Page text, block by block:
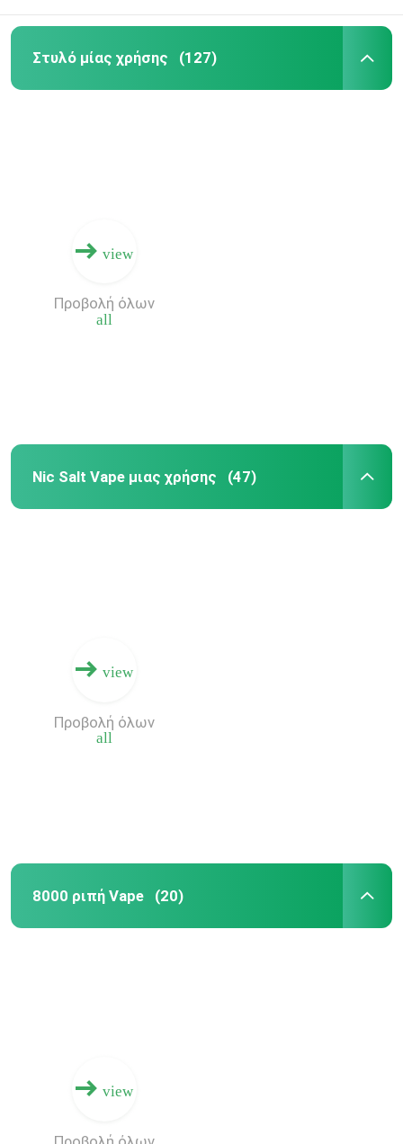
Προϊόντα
Περίπου εμείς
Στυλό μίας χρήσης (127)
view
all
Προβολή όλων
Nic Salt Vape μιας χρήσης (47)
view
all
Προβολή όλων
8000 ριπή Vape (20)
view